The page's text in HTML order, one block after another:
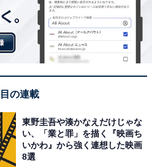
の連載
東野圭吾や湊かなえだけじゃな
い、「業と罪」を描く『映画ち
いかわ』から強く連想した映画
8選